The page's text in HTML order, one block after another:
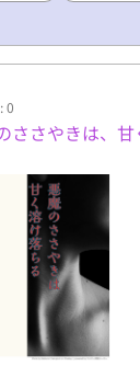
0
さやきは、甘